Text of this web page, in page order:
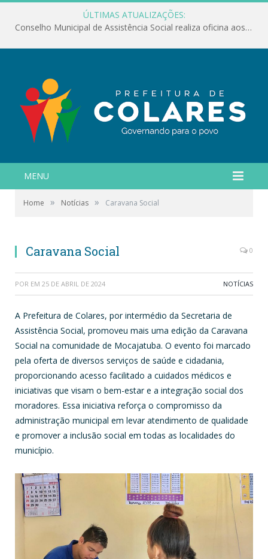
ÚLTIMAS ATUALIZAÇÕES:
Ação em defesa das crianças e adolescentes
MENU
Home » Notícias » Caravana Social
Caravana Social 0
POR EM 25 DE ABRIL DE 2024 NOTÍCIAS
A Prefeitura de Colares, por intermédio da Secretaria de
Assistência Social, promoveu mais uma edição da Caravana
Social na comunidade de Mocajatuba. O evento foi marcado
pela oferta de diversos serviços de saúde e cidadania,
proporcionando acesso facilitado a cuidados médicos e
iniciativas que visam o bem-estar e a integração social dos
moradores. Essa iniciativa reforça o compromisso da
administração municipal em levar atendimento de qualidade
e promover a inclusão social em todas as localidades do
município.